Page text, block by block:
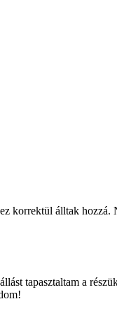
korrektül álltak
tapasztaltam a